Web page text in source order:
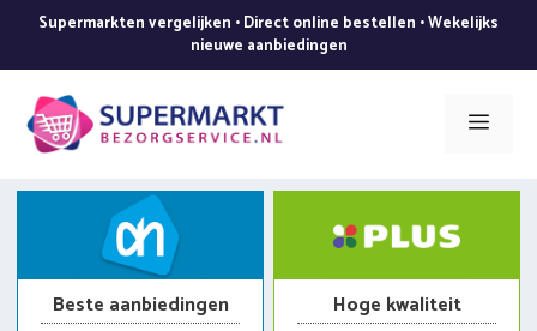
de
inhoud
Supermarkten vergelijken • Direct online bestellen • Wekelijks
nieuwe aanbiedingen
Menu
Beste aanbiedingen
Hoge kwaliteit